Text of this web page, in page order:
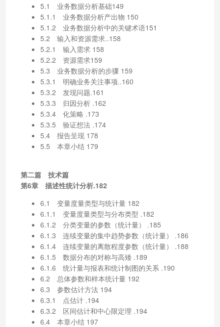
5.1 业务数据分析基础149
5.1.1 业务数据分析产出物 150
5.1.2 业务数据分析中的关键术语151
5.2 输入和资源需求..158
5.2.1 输入需求 158
5.2.2 资源需求159
5.3 业务数据分析的步骤 159
5.3.1 明确业务关注事项..160
5.3.2 发现问题.161
5.3.3 归因分析 .162
5.3.4 化策略 .173
5.3.5 验证想法 .174
5.4 报告呈现 178
5.5 本章小结 179
第二篇 技术篇
第6章 描述性统计分析.182
6.1 变量度量类型与统计量 182
6.1.1 变量度量类型与分布类型 .182
6.1.2 分类变量的参数（统计量） .185
6.1.3 连续变量的集中趋势参数（统计量） .186
6.1.4 连续变量的离散程度参数（统计量） .188
6.1.5 数据分布的对称与高矮 .189
6.1.6 统计量与报表和统计制图的关系 .190
6.2 总体参数和样本统计量 192
6.3 参数估计方法 194
6.3.1 点估计 .194
6.3.2 区间估计和中心限定理 .194
6.4 本章小结 197